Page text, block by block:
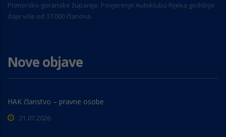
Primorsko-goranske županije. Povjerenje Autoklubu Rijeka godišnje
daje više od 17.000 članova.
Nove objave
HAK članstvo – pravne osobe
21.07.2026